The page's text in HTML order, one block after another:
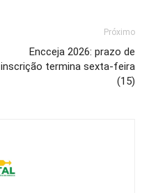
Próximo
Encceja 2026: prazo de
inscrição termina sexta-feira
(15)